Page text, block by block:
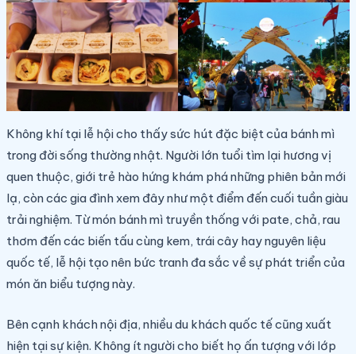
Không khí tại lễ hội cho thấy sức hút đặc biệt của bánh mì
trong đời sống thường nhật. Người lớn tuổi tìm lại hương vị
quen thuộc, giới trẻ hào hứng khám phá những phiên bản mới
lạ, còn các gia đình xem đây như một điểm đến cuối tuần giàu
trải nghiệm. Từ món bánh mì truyền thống với pate, chả, rau
thơm đến các biến tấu cùng kem, trái cây hay nguyên liệu
quốc tế, lễ hội tạo nên bức tranh đa sắc về sự phát triển của
món ăn biểu tượng này.
Bên cạnh khách nội địa, nhiều du khách quốc tế cũng xuất
hiện tại sự kiện. Không ít người cho biết họ ấn tượng với lớp